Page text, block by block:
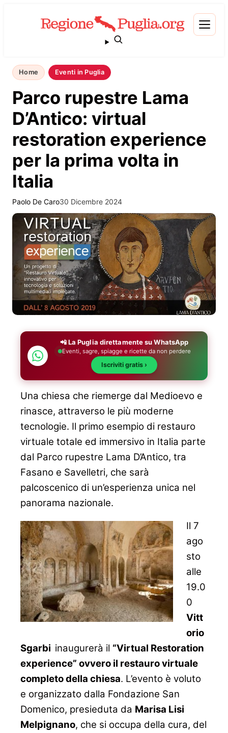
Home Eventi in Puglia
Parco rupestre Lama
D’Antico: virtual
restoration experience
per la prima volta in
Italia
Paolo De Caro30 Dicembre 2024
📲 La Puglia direttamente su WhatsApp
Eventi, sagre, spiagge e ricette da non perdere
Iscriviti gratis ›
Una chiesa che riemerge dal Medioevo e
rinasce, attraverso le più moderne
tecnologie. Il primo esempio di restauro
virtuale totale ed immersivo in Italia parte
dal Parco rupestre Lama D’Antico, tra
Fasano e Savelletri, che sarà
palcoscenico di un’esperienza unica nel
panorama nazionale.
Il 7
ago
sto
alle
19.0
0
Vitt
orio
Sgarbi inaugurerà il “Virtual Restoration
experience” ovvero il restauro virtuale
completo della chiesa. L’evento è voluto
e organizzato dalla Fondazione San
Domenico, presieduta da Marisa Lisi
Melpignano, che si occupa della cura, del